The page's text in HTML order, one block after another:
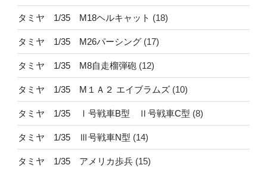
タミヤ 1/35 M18ヘルキャット (18)
タミヤ 1/35 M26パーシング (17)
タミヤ 1/35 M8自走榴弾砲 (12)
タミヤ 1/35 M１Ａ２ エイブラムズ (10)
タミヤ 1/35 Ⅰ号戦車B型 Ⅱ号戦車C型 (8)
タミヤ 1/35 Ⅲ号戦車N型 (14)
タミヤ 1/35 アメリカ歩兵 (15)